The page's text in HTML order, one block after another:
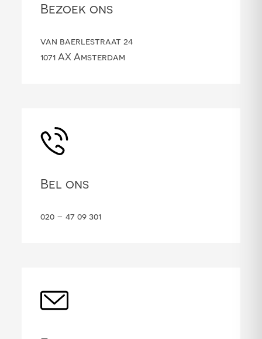
Bezoek ons
van baerlestraat 24
1071 AX Amsterdam
Bel ons
020 – 47 09 301